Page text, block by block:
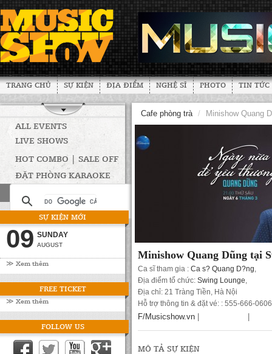
TRANG CHỦ SỰ KIỆN ĐỊA ĐIỂM NGHỆ SĨ PHOTO TIN TỨC
ALL EVENTS
LIVE SHOWS
HOT COMBO | SALE OFF
ĐẶT PHÒNG KARAOKE
SỰ KIỆN MỚI
09 SUNDAY
AUGUST
≫ Xem thêm
FREE TICKET
≫ Xem thêm
FOLLOW US
Cafe phòng trà / Minishow Quang
Minishow Quang Dũng tại
Ca sĩ tham gia : Ca s? Quang D?ng,
Địa điểm tổ chức: Swing Lounge,
Địa chỉ: 21 Tràng Tiền, Hà Nội
Hỗ trợ thông tin & đặt vé: : 555-666-0606
F/Musicshow.vn
MÔ TẢ SỰ KIỆN